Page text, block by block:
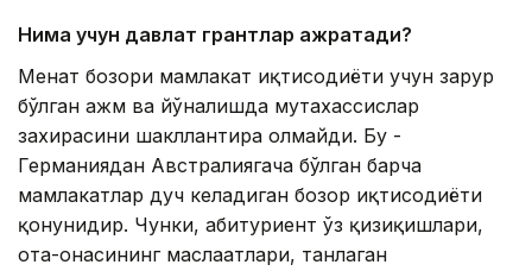
Нима учун давлат грантлар ажратади?
Меҳнат бозори мамлакат иқтисодиёти учун зарур
бўлган ҳажм ва йўналишда мутахассислар
захирасини шакллантира олмайди. Бу -
Германиядан Австралиягача бўлган барча
мамлакатлар дуч келадиган бозор иқтисодиёти
қонунидир. Чунки, абитуриент ўз қизиқишлари,
ота-онасининг маслаҳатлари, танлаган